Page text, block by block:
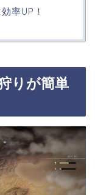
率UP！
りが簡単